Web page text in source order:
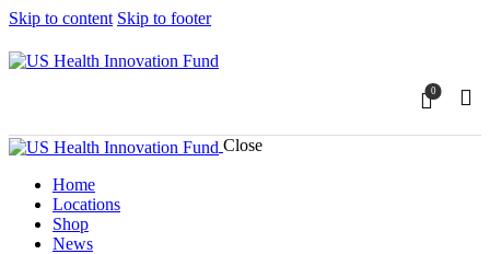
Skip to content Skip to footer
0
Close
Home
Locations
Shop
News